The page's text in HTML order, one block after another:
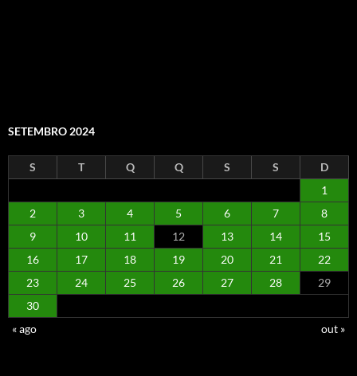
SETEMBRO 2024
S T Q Q S S
D
1
2
3 4 5 6 7
8
9
10 11 12 13 14
15
16
17 18 19 20 21
22
23
24 25 26 27 28
29
30
« ago
out »